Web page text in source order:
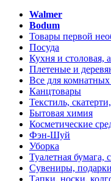
Walmer
Bodum
Товары первой
Посуда
Кухня и столовая,
Плетеные и
Все для комнатных
Канцтовары
Текстиль,
Бытовая химия
Косметические
Фэн-Шуй
Уборка
Туалетная бумага,
Сувениры,
Тапки, носки,